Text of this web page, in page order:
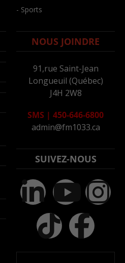
- Sports
NOUS JOINDRE
91,rue Saint-Jean
Longueuil (Québec)
J4H 2W8
SMS | 450-646-6800
admin@fm1033.ca
SUIVEZ-NOUS